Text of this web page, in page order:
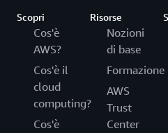
Scopri
Cos'è
AWS?
Cos'è il
cloud
computing?
Cos'è
Risorse
Nozioni
di base
Formazione
AWS
Trust
Center